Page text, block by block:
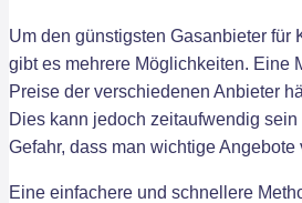
Um den günstigsten Gasanbieter für
gibt es mehrere Möglichkeiten. Eine
Preise der verschiedenen Anbieter
Dies kann jedoch zeitaufwendig
Gefahr, dass man wichtige Angebote
Eine einfachere und schnellere